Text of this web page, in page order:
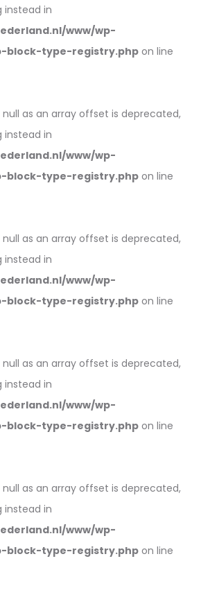
instead in
www/wp-
block-type-registry.php on line
null as an array offset is deprecated,
instead in
www/wp-
block-type-registry.php on line
null as an array offset is deprecated,
instead in
www/wp-
block-type-registry.php on line
null as an array offset is deprecated,
instead in
www/wp-
block-type-registry.php on line
null as an array offset is deprecated,
instead in
www/wp-
block-type-registry.php on line